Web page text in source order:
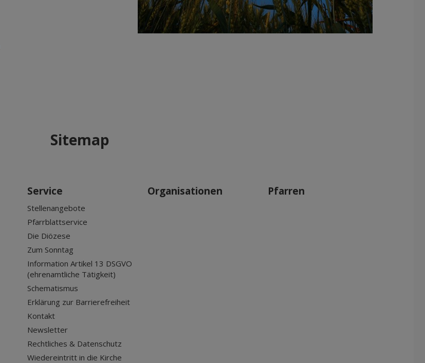
Sitemap
Service
Stellenangebote
Pfarrblattservice
Die Diözese
Zum Sonntag
Information Artikel 13 DSGVO
(ehrenamtliche Tätigkeit)
Schematismus
Erklärung zur Barrierefreiheit
Kontakt
Newsletter
Rechtliches & Datenschutz
Wiedereintritt in die Kirche
Organisationen Pfarren